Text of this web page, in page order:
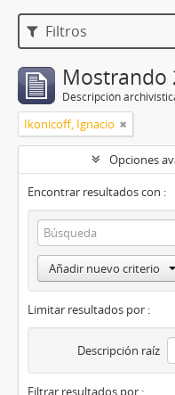
Filtros
Mostrando
Descripción
Ikonicoff, Ignacio
Opciones
Encontrar resultados con :
Añadir nuevo criterio
Limitar resultados por :
Descripción raíz
Filtrar resultados por :